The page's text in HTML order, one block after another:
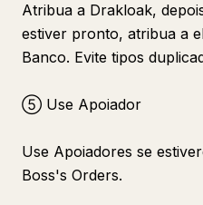
Atribua a Drakloak,
estiver pronto, atribua a
Banco. Evite tipos
⑤ Use Apoiador
Use Apoiadores se
Boss's Orders.